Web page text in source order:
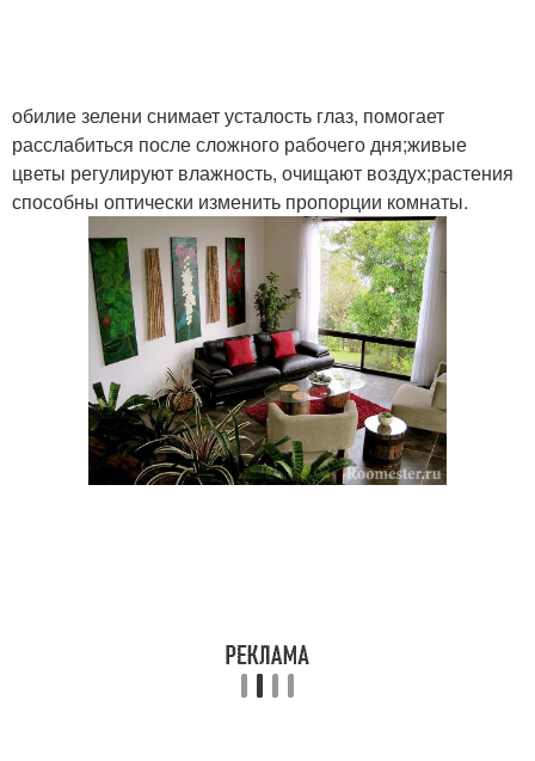
обилие зелени снимает усталость глаз, помогает
расслабиться после сложного рабочего дня;живые
цветы регулируют влажность, очищают воздух;растения
способны оптически изменить пропорции комнаты.